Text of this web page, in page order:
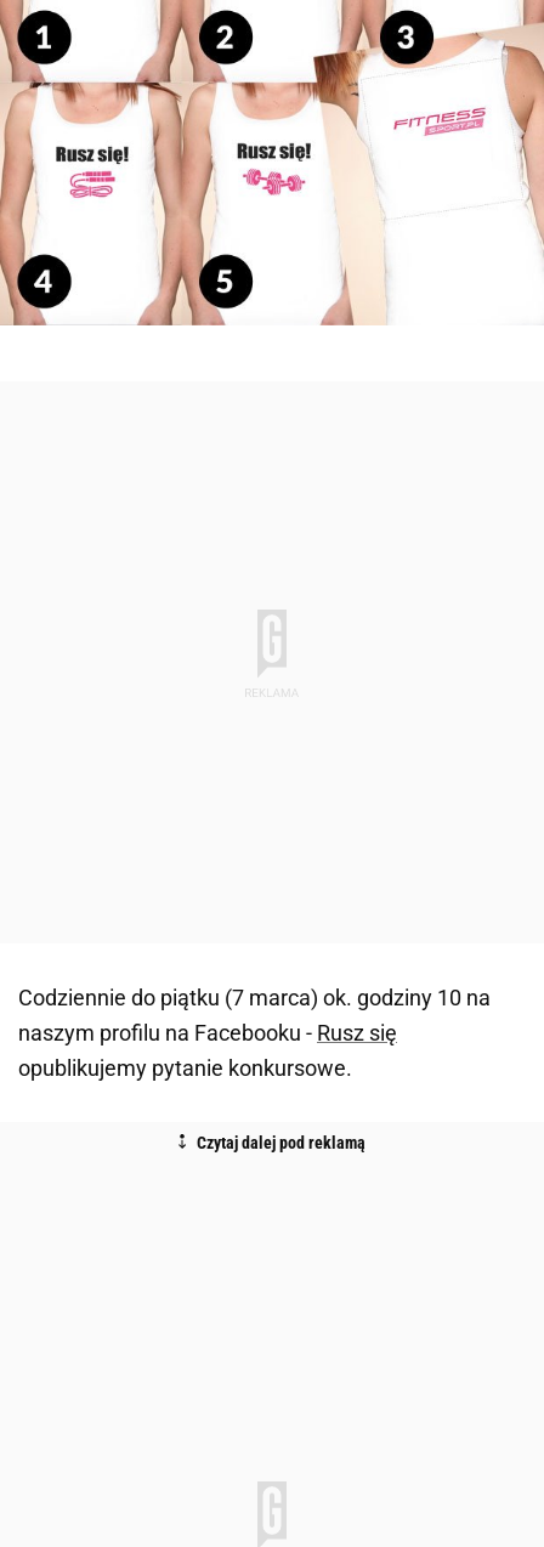
Codziennie do piątku (7 marca) ok. godziny 10 na
naszym profilu na Facebooku - Rusz się
opublikujemy pytanie konkursowe.